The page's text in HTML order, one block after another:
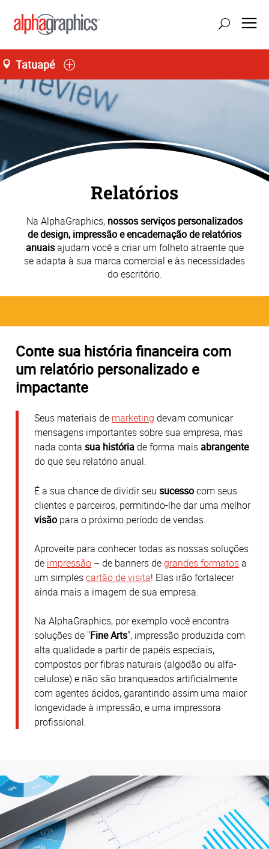
Tatuapé
Relatórios
Na AlphaGraphics, nossos serviços personalizados
de design, impressão e encadernação de relatórios
anuaisajudam você a criar um folheto atraente que
se adapta à sua marca comercial e às necessidades
do escritório.
Conte sua história financeira com
um relatório personalizado e
impactante
Seus materiais de marketing devam comunicar
mensagens importantes sobre sua empresa, mas
nada conta sua históriade forma maisabrangente
do que seu relatório anual.
É a sua chance de dividir seu sucessocom seus
clientes e parceiros, permitindo-lhe dar uma melhor
visão para o próximo período de vendas.
Aproveite para conhecer todas as nossas soluções
de impressão – de banners degrandes formatosa
um simplescartão de visita! Elas irão fortalecer
ainda mais a imagem de sua empresa.
Na AlphaGraphics, por exemplo você encontra
soluções de "Fine Arts", impressão produzida com
alta qualidade a partir de papéis especiais,
compostos por fibras naturais (algodão ou alfa-
celulose) e não são branqueados artificialmente
com agentes ácidos, garantindo assim uma maior
longevidade à impressão, e uma impressora
profissional.